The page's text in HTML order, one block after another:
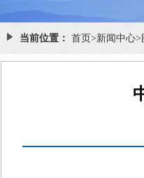
当前位置： 首页>新闻中心>